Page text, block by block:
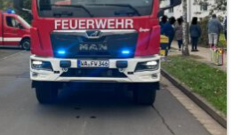
Musikzug
2024
2023